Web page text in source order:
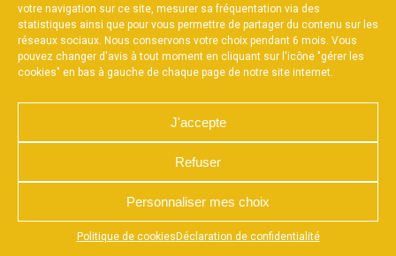
votre navigation sur ce site, mesurer sa fréquentation via des
statistiques ainsi que pour vous permettre de partager du contenu sur les
réseaux sociaux. Nous conservons votre choix pendant 6 mois. Vous
pouvez changer d'avis à tout moment en cliquant sur l'icône "gérer les
cookies" en bas à gauche de chaque page de notre site internet.
J'accepte
Refuser
Personnaliser mes choix
Politique de cookies Déclaration de confidentialité
Appuyez sur le bouton partager en bas de votre